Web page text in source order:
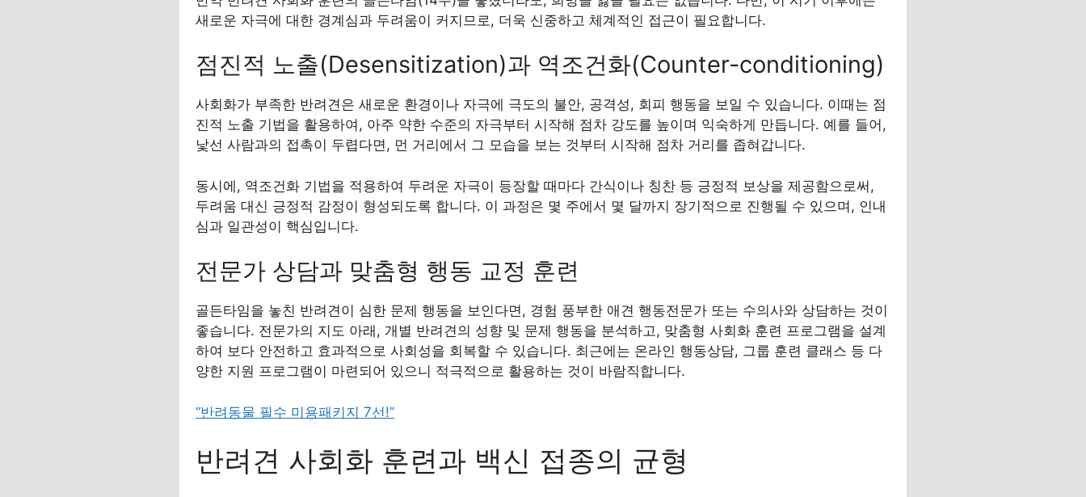
새로운 자극에 대한 경계심과 두려움이 커지므로, 더욱 신중하고 체계적인 접근이 필요합니다.
점진적 노출(Desensitization)과 역조건화(Counter-conditioning)
사회화가 부족한 반려견은 새로운 환경이나 자극에 극도의 불안, 공격성, 회피 행동을 보일 수 있습니다. 이때는 점
진적 노출 기법을 활용하여, 아주 약한 수준의 자극부터 시작해 점차 강도를 높이며 익숙하게 만듭니다. 예를 들어,
낯선 사람과의 접촉이 두렵다면, 먼 거리에서 그 모습을 보는 것부터 시작해 점차 거리를 좁혀갑니다.
동시에, 역조건화 기법을 적용하여 두려운 자극이 등장할 때마다 간식이나 칭찬 등 긍정적 보상을 제공함으로써,
두려움 대신 긍정적 감정이 형성되도록 합니다. 이 과정은 몇 주에서 몇 달까지 장기적으로 진행될 수 있으며, 인내
심과 일관성이 핵심입니다.
전문가 상담과 맞춤형 행동 교정 훈련
골든타임을 놓친 반려견이 심한 문제 행동을 보인다면, 경험 풍부한 애견 행동전문가 또는 수의사와 상담하는 것이
좋습니다. 전문가의 지도 아래, 개별 반려견의 성향 및 문제 행동을 분석하고, 맞춤형 사회화 훈련 프로그램을 설계
하여 보다 안전하고 효과적으로 사회성을 회복할 수 있습니다. 최근에는 온라인 행동상담, 그룹 훈련 클래스 등 다
양한 지원 프로그램이 마련되어 있으니 적극적으로 활용하는 것이 바람직합니다.
“반려동물 필수 미용패키지 7선!”
반려견 사회화 훈련과 백신 접종의 균형